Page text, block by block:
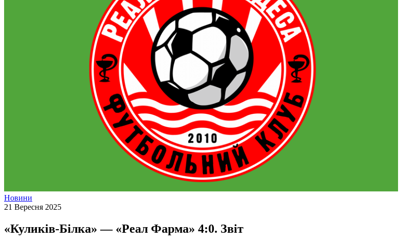
Новини
21 Вересня 2025
«Куликів-Білка» — «Реал Фарма» 4:0. Звіт